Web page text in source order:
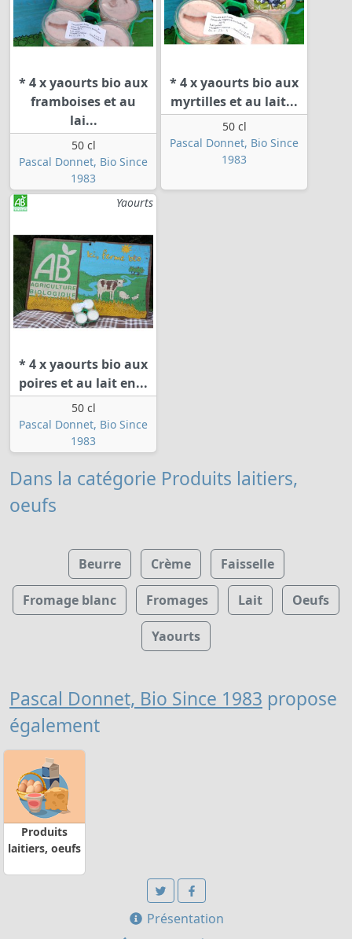
* 4 x yaourts bio aux
framboises et au
lai...
50 cl
Pascal Donnet, Bio Since
1983
* 4 x yaourts bio aux
myrtilles et au lait...
50 cl
Pascal Donnet, Bio Since
1983
Yaourts
* 4 x yaourts bio aux
poires et au lait en...
50 cl
Pascal Donnet, Bio Since
1983
Dans la catégorie Produits laitiers,
oeufs
Beurre Crème Faisselle
Fromage blanc Fromages Lait Oeufs
Yaourts
Pascal Donnet, Bio Since 1983 propose
également
Produits
laitiers, oeufs
Présentation